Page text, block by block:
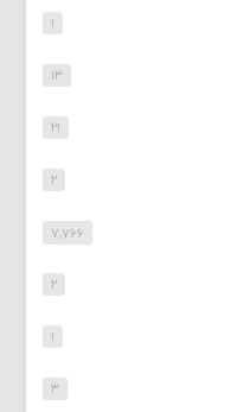
۱
۱۳
۲۱
۲
۷,۷۶۶
۲
۱
۳